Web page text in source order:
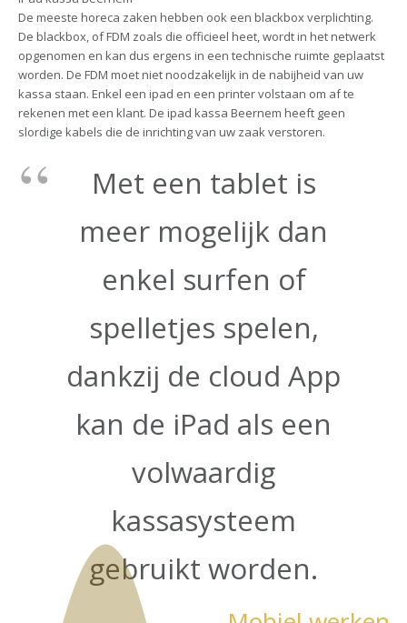
De meeste horeca zaken hebben ook een blackbox verplichting.
De blackbox, of FDM zoals die officieel heet, wordt in het netwerk
opgenomen en kan dus ergens in een technische ruimte geplaatst
worden. De FDM moet niet noodzakelijk in de nabijheid van uw
kassa staan. Enkel een ipad en een printer volstaan om af te
rekenen met een klant. De ipad kassa Beernem heeft geen
slordige kabels die de inrichting van uw zaak verstoren.
Met een tablet is
meer mogelijk dan
enkel surfen of
spelletjes spelen,
dankzij de cloud App
kan de iPad als een
volwaardig
kassasysteem
gebruikt worden.